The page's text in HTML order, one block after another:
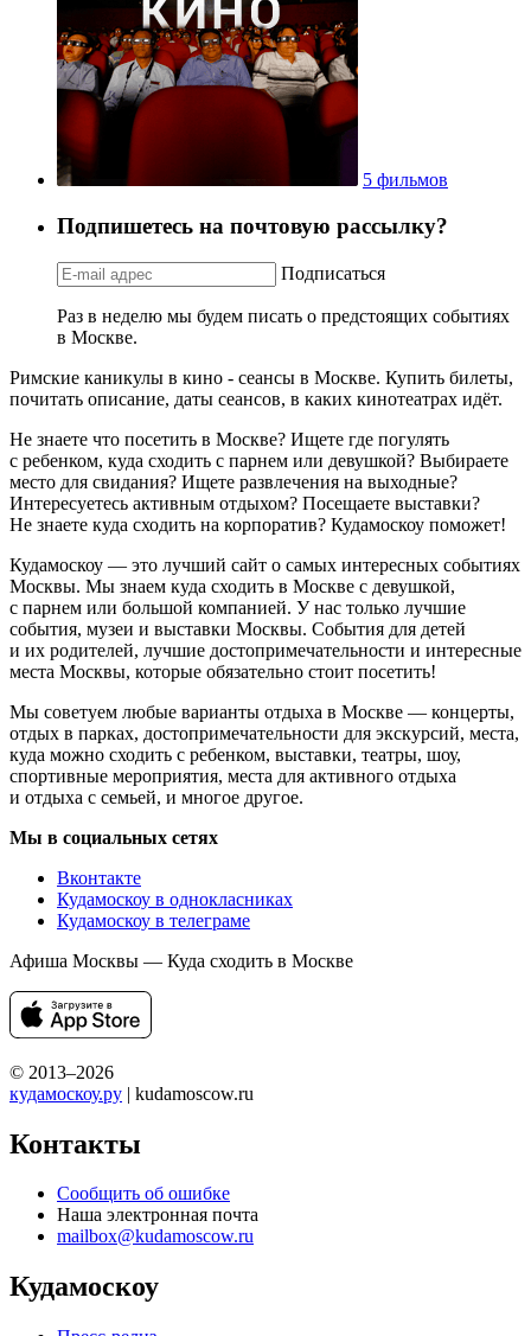
5 фильмов
Подпишетесь на почтовую рассылку?
Подписаться
Раз в неделю мы будем писать о предстоящих событиях
в Москве.
Римские каникулы в кино - сеансы в Москве. Купить билеты,
почитать описание, даты сеансов, в каких кинотеатрах идёт.
Не знаете что посетить в Москве? Ищете где погулять
с ребенком, куда сходить с парнем или девушкой? Выбираете
место для свидания? Ищете развлечения на выходные?
Интересуетесь активным отдыхом? Посещаете выставки?
Не знаете куда сходить на корпоратив? Кудамоскоу поможет!
Кудамоскоу — это лучший сайт о самых интересных событиях
Москвы. Мы знаем куда сходить в Москве с девушкой,
с парнем или большой компанией. У нас только лучшие
события, музеи и выставки Москвы. События для детей
и их родителей, лучшие достопримечательности и интересные
места Москвы, которые обязательно стоит посетить!
Мы советуем любые варианты отдыха в Москве — концерты,
отдых в парках, достопримечательности для экскурсий, места,
куда можно сходить с ребенком, выставки, театры, шоу,
спортивные мероприятия, места для активного отдыха
и отдыха с семьей, и многое другое.
Мы в социальных сетях
Вконтакте
Кудамоскоу в однокласниках
Кудамоскоу в телеграме
Афиша Москвы — Куда сходить в Москве
© 2013–2026
кудамоскоу.ру | kudamoscow.ru
Контакты
Сообщить об ошибке
Наша электронная почта
mailbox@kudamoscow.ru
Кудамоскоу